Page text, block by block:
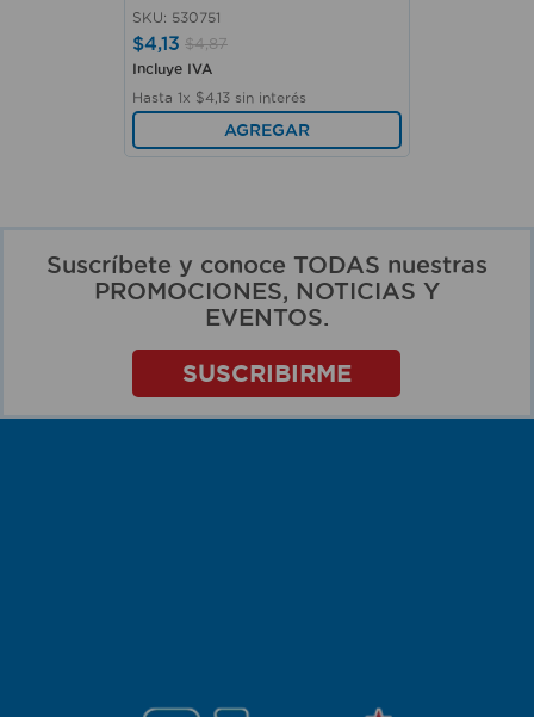
SKU: 530751
$4,13 $4,87
Incluye IVA
Hasta 1x $413 sin interés
AGREGAR
Suscríbete y conoce TODAS nuestras
PROMOCIONES, NOTICIAS Y
EVENTOS.
SUSCRIBIRME